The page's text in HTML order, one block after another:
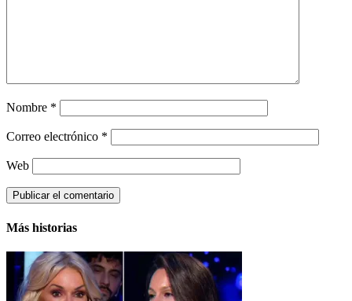
Nombre *
Correo electrónico *
Web
Más historias